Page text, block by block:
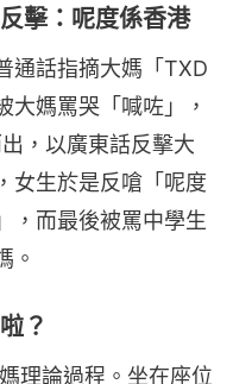
擊：呢度係香港
通話指摘大媽「TXD
大媽罵哭「喊咗」，
，以廣東話反擊大
女生於是反嗆「呢度
，而最後被罵中學生
。
？
理論過程。坐在座位